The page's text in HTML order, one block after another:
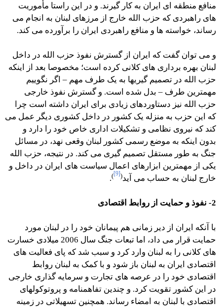
منافع منطقه ای ایران به کار گیرند. و در این راستا مأموریت
های راهبردی که حزب الله خارج از مرزهای لبنان به انجام می
رساند، خواسته ها و منافع راهبردی ایران را برآورده می كند.
و می توان گفت که ایران از گسترش نفوذ حزب الله در داخل
لبنان بهره برداری های کلانی کرده است؛ مخصوصا بعد از اینکه
حزب الله در تصمیم گیریها به یک طرف مهم – اگر نگوییم
مهمترین طرف – بدل شده است. و گسترش نفوذ خارجی
حزب الله نیز دستاوردهای زیادی برای ایران داشته است چرا
که این حزب به منزله یک کشور در داخل کشوری دیگر عمل می
کند که نیروی نظامی و تشکیلات اداری خاص خود را دارد و
بدون اینکه به موضع رسمی کشور لبنان وقعی نهد، در مسائل
جنگ به طور مستقل تصمیم گیری می کند. در نتیجه، حزب الله
یکی از مهمترین ابزارهای اعمال سیاست های ایران در داخل و
خارج لبنان به حساب می آید(
[9]
)
.
2- نفوذ و حمایت از روابط اقتصادی
با آنکه ایران از دیر زمانی هم پیمانان خود را در لبنان مورد
حمایت قرار می داد، اما تبعات جنگ سال 2006 میلادی خسارت
های کلانی را به لبنان وارد کرد و سبب شد که پای فعالیت های
اقتصادی ایران به لبنان باز شود و با کمک به لبنان روابط
اقتصادی خود را در عرصه های تجارت و سرمایه گذاری خارجی
در این کشور تقویت کرد. و چندین تفاهمنامه و پروتوکولهای
اقتصادی با لبنان به امضاء رساند. همچنین تسهیلاتی در زمینه